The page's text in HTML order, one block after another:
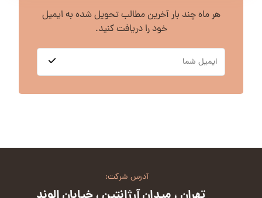
هر ماه چند بار آخرین مطالب تحویل شده به ایمیل
خود را دریافت کنید.
آدرس شرکت: